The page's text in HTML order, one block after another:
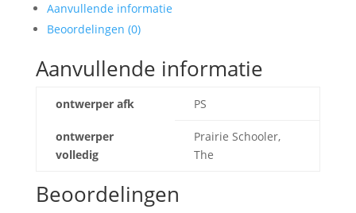
Aanvullende informatie
Beoordelingen (0)
Aanvullende informatie
ontwerper afk PS
ontwerper
volledig
Prairie Schooler,
The
Beoordelingen